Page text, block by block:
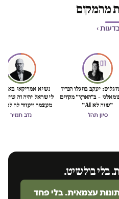
מהמקום
›
יעקב בוזגלו הכריז
– ב״הארץ״ מקווים
״שזה לא AI״
סיון תהל
נשיא אמריקאי באמת
לישראל יהיה זה
מעצמה ויעזור לה
הכיבוש
נדב תמיר
בלי בולשיט.
עצמאית. בלי פחד